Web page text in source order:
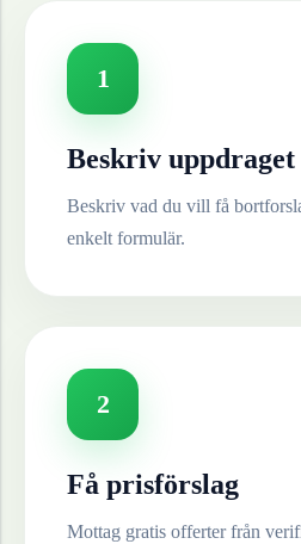
1
Beskriv uppdraget
Beskriv vad du vill få
enkelt formulär.
2
Få prisförslag
Mottag gratis offerter från